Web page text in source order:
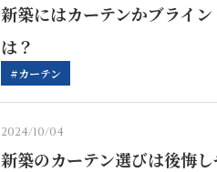
新築にはカーテンかブライ
は？
#カーテン
2024/10/04
新築のカーテン選びは後悔